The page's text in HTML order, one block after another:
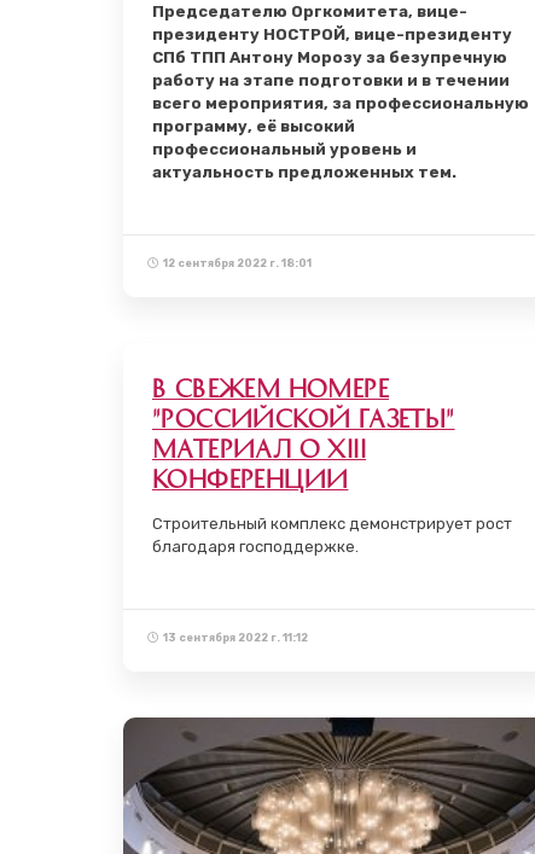
Председателю Оргкомитета, вице-
президенту НОСТРОЙ, вице-президенту
СПб ТПП Антону Морозу за безупречную
работу на этапе подготовки и в течении
всего мероприятия, за профессиональную
программу, её высокий
профессиональный уровень и
актуальность предложенных тем.
12 сентября 2022 г. 18:01
В свежем номере
"Российской газеты"
материал о XIII
Конференции
Строительный комплекс демонстрирует рост
благодаря господдержке.
13 сентября 2022 г. 11:12